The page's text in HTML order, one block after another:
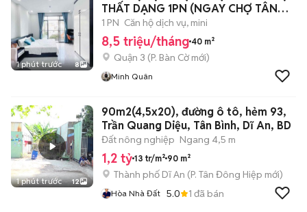
1 phút trước 8
THẤT DẠNG 1PN (NGAY CHỢ TÂN
ĐỊNH)
1 PN Căn hộ dịch vụ, mini
8,5 triệu/tháng 40 m²
Quận 3 (P. Bàn Cờmới)
Minh Quân
1 phút trước 12
90m2(4,5x20), đường ô tô, hẻm 93,
Trần Quang Diệu, Tân Bình, Dĩ An, BD
Đất nông nghiệp Ngang 4,5 m
1,2 tỷ 13 tr/m² 90 m²
Thành phố Dĩ An (P. Tân Đông Hiệp mới)
Hòa Nhà Đất 5.0 1 đã bán